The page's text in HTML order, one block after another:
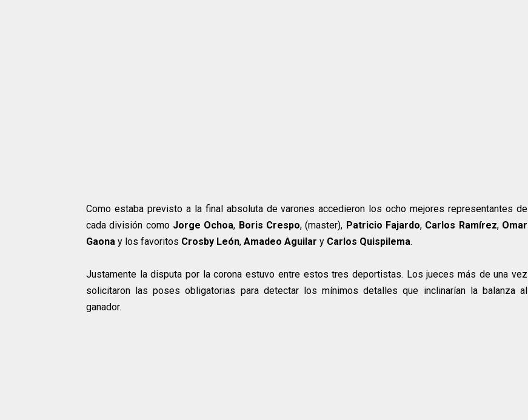
Como estaba previsto a la final absoluta de varones accedieron los ocho mejores representantes de
cada división como Jorge Ochoa, Boris Crespo, (master), Patricio Fajardo, Carlos Ramírez, Omar
Gaona y los favoritos Crosby León, Amadeo Aguilar y Carlos Quispilema.
Justamente la disputa por la corona estuvo entre estos tres deportistas. Los jueces más de una vez
solicitaron las poses obligatorias para detectar los mínimos detalles que inclinarían la balanza al
ganador.